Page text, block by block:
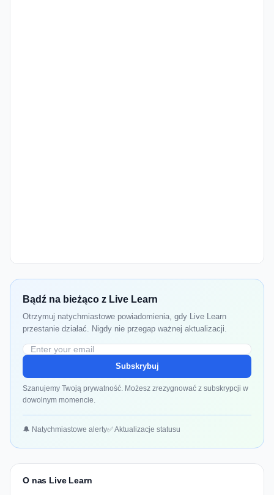
Bądź na bieżąco z Live Learn
Otrzymuj natychmiastowe powiadomienia, gdy Live Learn
przestanie działać. Nigdy nie przegap ważnej aktualizacji.
Subskrybuj
Szanujemy Twoją prywatność. Możesz zrezygnować z subskrypcji w
dowolnym momencie.
🔔 Natychmiastowe alerty✅ Aktualizacje statusu
O nas Live Learn